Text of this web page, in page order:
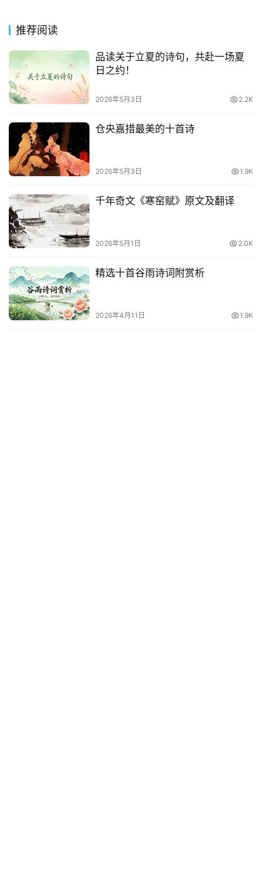
词
常
用
贺
词
网
络
热
电
影
台
其
他
词
登录
推荐阅读
品读关于立夏的诗句，共赴一场夏
日之约！
2026年5月3日 2.2K
仓央嘉措最美的十首诗
2026年5月3日 1.9K
千年奇文《寒窑赋》原文及翻译
2026年5月1日 2.0K
精选十首谷雨诗词附赏析
2026年4月11日 1.9K